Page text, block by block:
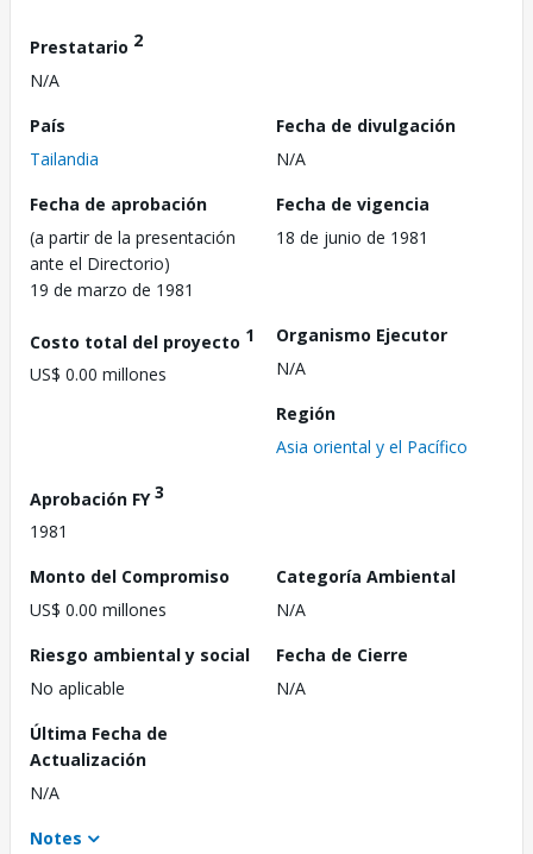
Prestatario 2
N/A
País
Tailandia
Fecha de divulgación
N/A
Fecha de aprobación
(a partir de la presentación
ante el Directorio)
19 de marzo de 1981
Fecha de vigencia
18 de junio de 1981
Costo total del proyecto 1
US$ 0.00 millones
Organismo Ejecutor
N/A
Región
Asia oriental y el Pacífico
Aprobación FY3
1981
Monto del Compromiso
US$ 0.00 millones
Categoría Ambiental
N/A
Riesgo ambiental y social
No aplicable
Fecha de Cierre
N/A
Última Fecha de
Actualización
N/A
Notes